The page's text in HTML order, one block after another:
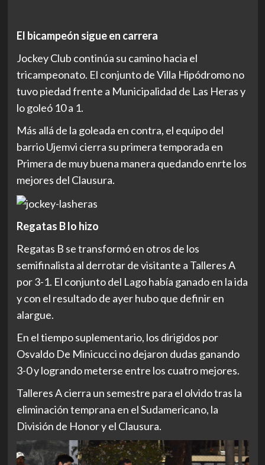
El bicampeón sigue en carrera
Jockey Club continúa su camino hacia el
tricampeonato. El conjunto de Villa Hipódromo no
tuvo piedad frente a Municipalidad de Las Heras y
lo goleó 10 a 1.
Más allá de la goleada en contra, el equipo del
barrio Ujemvi cierra su primera temporada en
Primera de muy buena manera quedando enrte los
mejores del Clausura.
Regatas B lo hizo
Regatas B se transformó en otros de los
semifinalista al derrotar de visitante a Talleres A
por 3-1. El conjunto del Lago había ganado en la ida
y con el resultado de ayer hubo que definir en
alargue.
En el tiempo suplementario, los dirigidos por
Osvaldo De Minicucci no dejaron dudas ganando
3-0 y logrando meterse entre los cuatro mejores.
Talleres A cierra un semestre para el olvido tras la
eliminación temprana en el Sudamericano, la
División de Honor y el Clausura.